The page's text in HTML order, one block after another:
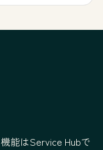
能はService Hubで